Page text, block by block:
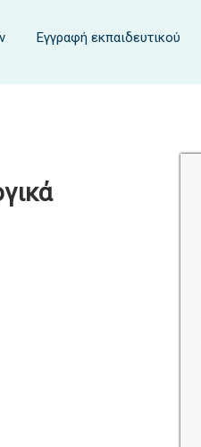
Εγγραφή εκπαιδευτικού